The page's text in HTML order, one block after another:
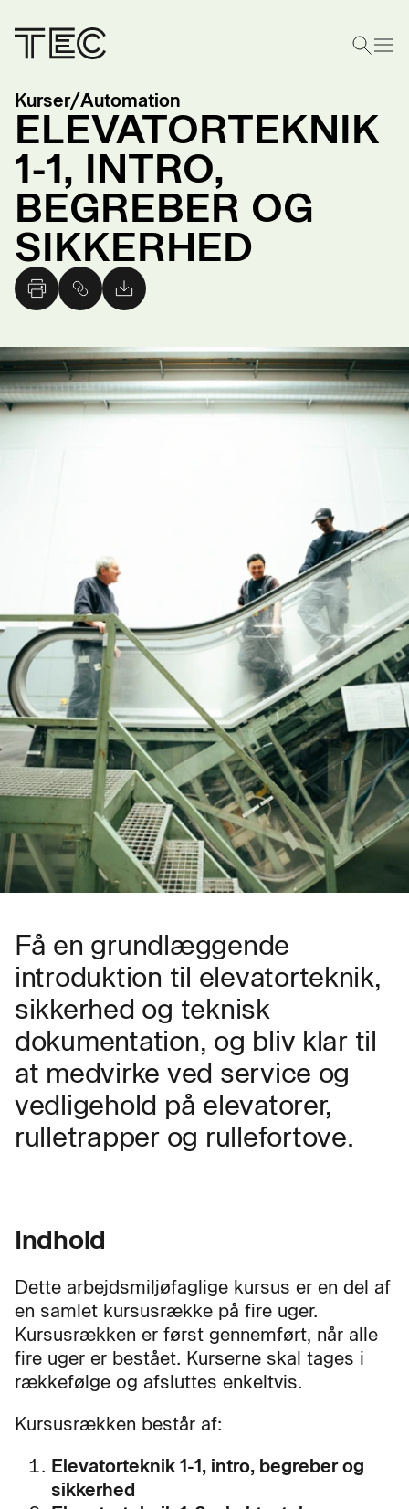
Kurser/Automation
ELEVATORTEKNIK
1-1, INTRO,
BEGREBER OG
SIKKERHED
Få en grundlæggende
introduktion til elevatorteknik,
sikkerhed og teknisk
dokumentation, og bliv klar til
at medvirke ved service og
vedligehold på elevatorer,
rulletrapper og rullefortove.
Indhold
Dette arbejdsmiljøfaglige kursus er en del af
en samlet kursusrække på fire uger.
Kursusrækken er først gennemført, når alle
fire uger er bestået. Kurserne skal tages i
rækkefølge og afsluttes enkeltvis.
Kursusrækken består af:
Elevatorteknik 1-1, intro, begreber og
sikkerhed